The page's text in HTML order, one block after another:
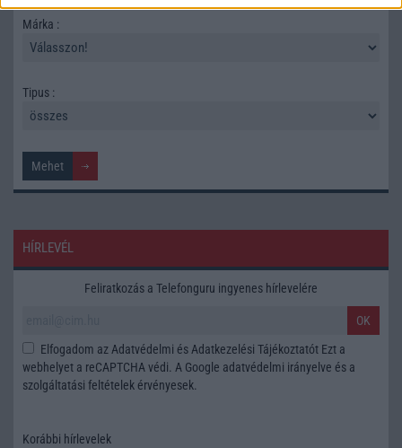
Márka :
Tipus :
HÍRLEVÉL
Feliratkozás a Telefonguru ingyenes hírlevelére
OK
Elfogadom azAdatvédelmi és Adatkezelési Tájékoztatót Ezt a
webhelyet a reCAPTCHA védi. A Google adatvédelmi irányelve és a
szolgáltatási feltételek érvényesek.
Korábbi hírlevelek